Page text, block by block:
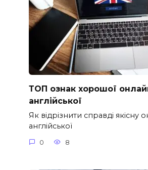
ТОП ознак хорошої
англійської
Як відрізнити справді якісну
англійської
0 8